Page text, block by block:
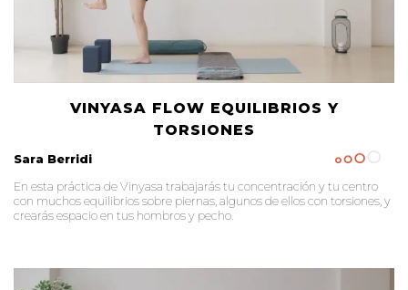
VINYASA FLOW EQUILIBRIOS Y
TORSIONES
Sara Berridi
En esta práctica de Vinyasa trabajarás tu concentración y tu centro
con muchos equilibrios sobre piernas, algunos de ellos con torsiones, y
crearás espacio en tus hombros y pecho.